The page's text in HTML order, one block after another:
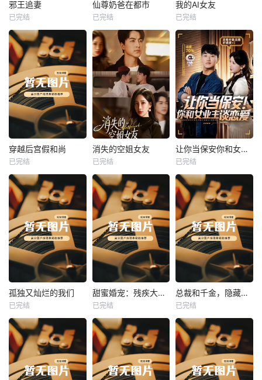
邪王追妻
未知
邪王追妻
已完结
未知
仙尊奶爸在都市
已完结 我的AI女友
未知
我的AI女友
已完结
热播
未知
穿越后宫假和尚
已完结
热播
未知
消失的空姐女友
已完结
热播
未知
让你当保安你和女业主谈恋爱
已完结
热播
未知
孤独又灿烂的我们
已完结
热播
未知
甜蜜婚宠：残疾大佬夜夜撩
已完结
热播
未知
总裁和千金，隐藏身份闪婚了
已完结